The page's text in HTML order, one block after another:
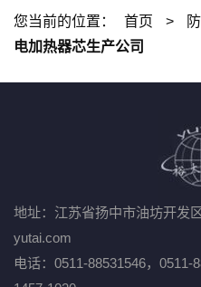
您当前的位置： 首页 >
电加热器芯生产公司
地址：江苏省扬中市油坊开发
yutai.com
电话：0511-88531546，0511-